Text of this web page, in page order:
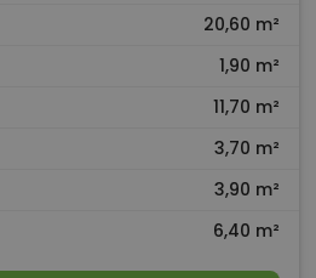
20,60 m²
1,90 m²
11,70 m²
3,70 m²
3,90 m²
6,40 m²